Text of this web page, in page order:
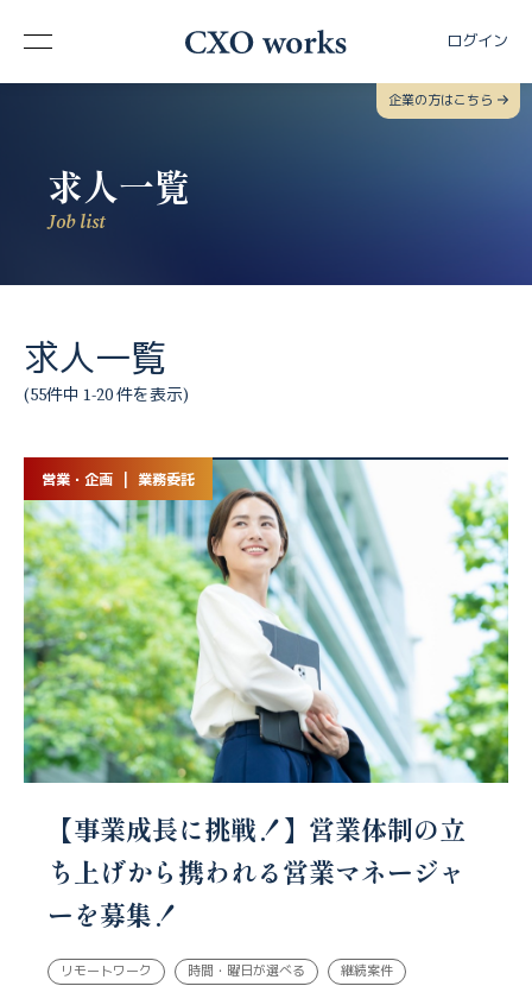
ログイン
企業の方はこちら
求人一覧
Job list
求人一覧
(55件中 1-20 件を表示)
営業・企画 | 業務委託
【事業成長に挑戦！】営業体制の立
ち上げから携われる営業マネージャ
ーを募集！
リモートワーク 時間・曜日が選べる 継続案件